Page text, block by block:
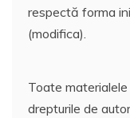
respectă forma
(modifica).
Toate
drepturile de